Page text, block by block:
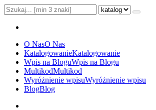
O NasO Nas
KatalogowanieKatalogowanie
Wpis na BloguWpis na Blogu
MultikodMultikod
Wyróżnienie wpisuWyróżnienie wpisu
BlogBlog